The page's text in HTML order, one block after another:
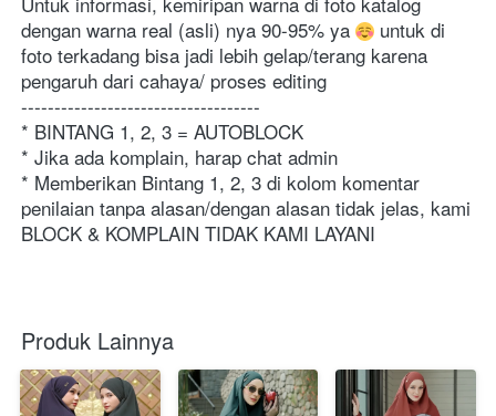
dengan warna real (asli) nya 90-95% ya
untuk di
foto terkadang bisa jadi lebih gelap/terang karena
pengaruh dari cahaya/ proses editing
------------------------------------
* BINTANG 1, 2, 3 = AUTOBLOCK
* Jika ada komplain, harap chat admin
* Memberikan Bintang 1, 2, 3 di kolom komentar
penilaian tanpa alasan/dengan alasan tidak jelas, kami
BLOCK & KOMPLAIN TIDAK KAMI LAYANI
Produk Lainnya